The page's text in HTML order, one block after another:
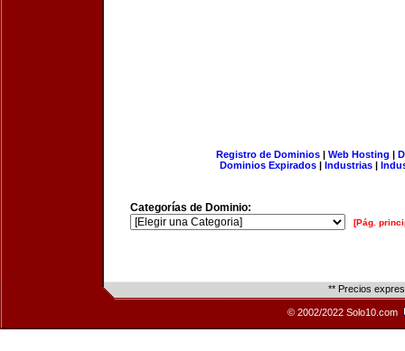
Registro de Dominios| Web Hosting |
Dominios Expirados | Industrias |
Categorías de Dominio:
[Pág.
** Precios
© 2002/2022 Solo10.com